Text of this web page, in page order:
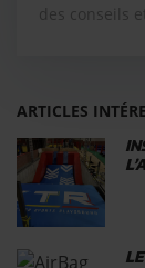
des conseils
ARTICLES